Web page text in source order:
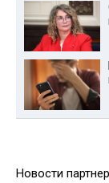
Новости